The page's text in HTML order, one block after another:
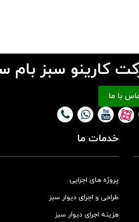
کارینو سبز بام
با ما
خدمات ما
پروژه های اجرایی
طراحی و اجرای دیوار سبز
هزینه اجرای دیوار سبز